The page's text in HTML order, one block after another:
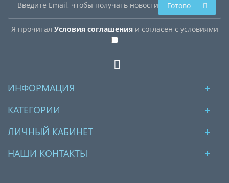
Я прочитал Условия соглашенияи согласен с условиями
Готово
ИНФОРМАЦИЯ
КАТЕГОРИИ
ЛИЧНЫЙ КАБИНЕТ
НАШИ КОНТАКТЫ